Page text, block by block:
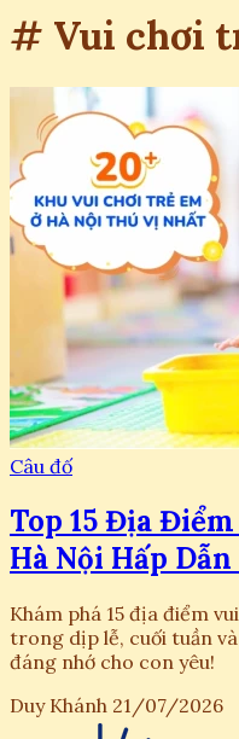
# Vui chơi
Câu đố
Top 15 Địa
Hà Nội Hấp
Khám phá 15 địa điểm
trong dịp lễ, cuối tuần
đáng nhớ cho con yêu!
Duy Khánh 21/07/2026